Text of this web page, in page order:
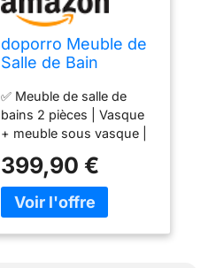
doporro Meuble de
Salle de Bain
100x48x50cm
Ensemble de 2
Pièces
✅ Meuble de salle de
bains 2 pièces | Vasque
+ meuble sous vasque |
Dimensions : env.100 x
48 x 50cm (larg x prof x
haut) | 2 Tiroirs pour
399,90 €